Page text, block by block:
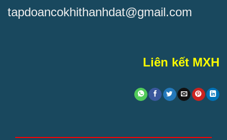
tapdoancokhithanhdat@gmail.com
Liên kết MXH